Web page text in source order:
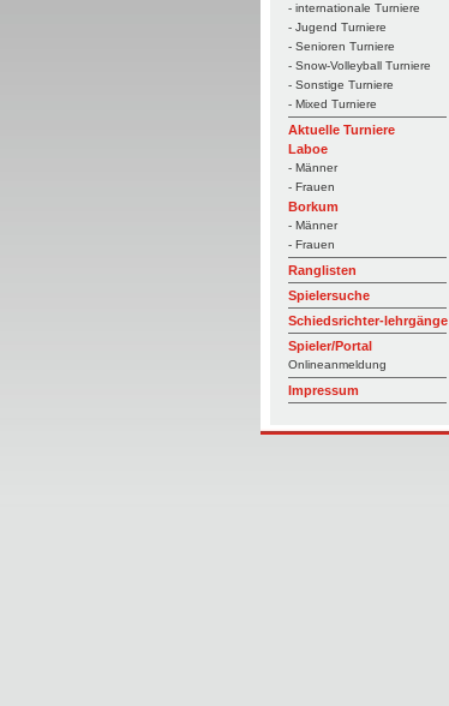
- internationale Turniere
- Jugend Turniere
- Senioren Turniere
- Snow-Volleyball Turniere
- Sonstige Turniere
- Mixed Turniere
Aktuelle Turniere
Laboe
- Männer
- Frauen
Borkum
- Männer
- Frauen
Ranglisten
Spielersuche
Schiedsrichter-lehrgänge
Spieler/Portal
Onlineanmeldung
Impressum